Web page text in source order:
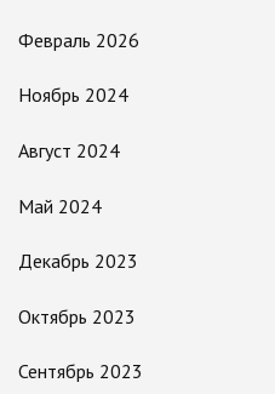
Февраль 2026
Ноябрь 2024
Август 2024
Май 2024
Декабрь 2023
Октябрь 2023
Сентябрь 2023